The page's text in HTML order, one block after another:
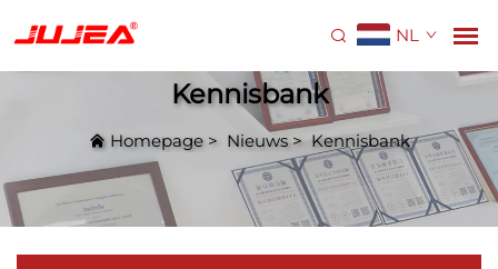
NL
Kennisbank
Homepage> Nieuws> Kennisbank